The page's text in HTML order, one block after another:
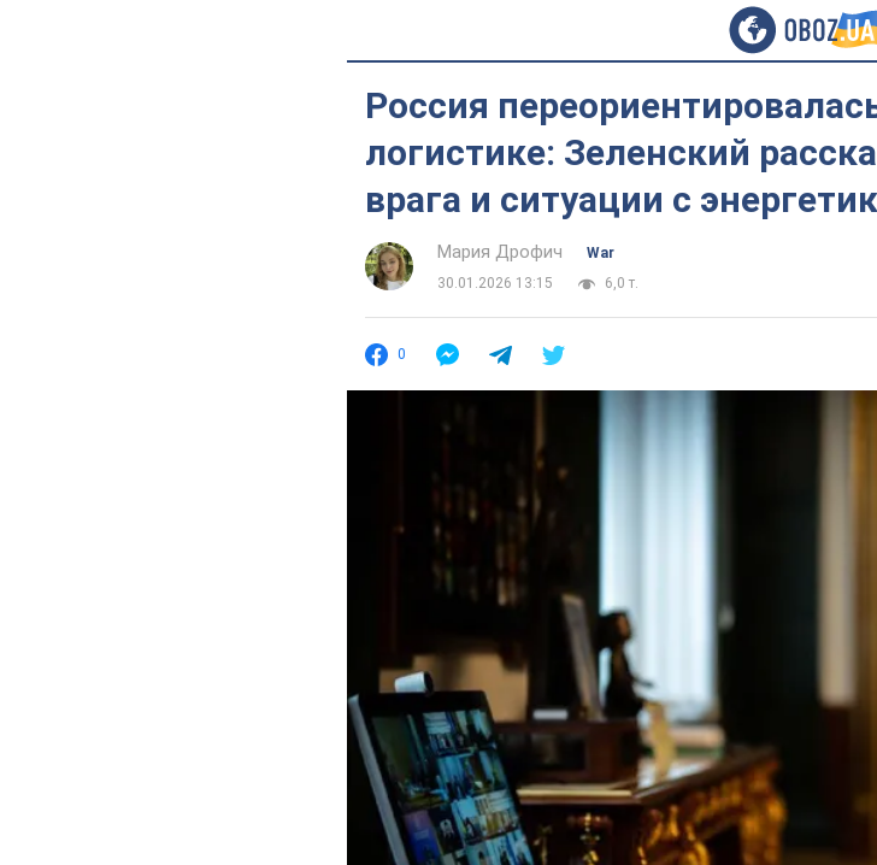
Россия
логистике: Зеленский
врага и ситуации с
Мария Дрофич
War
30.01.2026 13:15
6,0 т.
0